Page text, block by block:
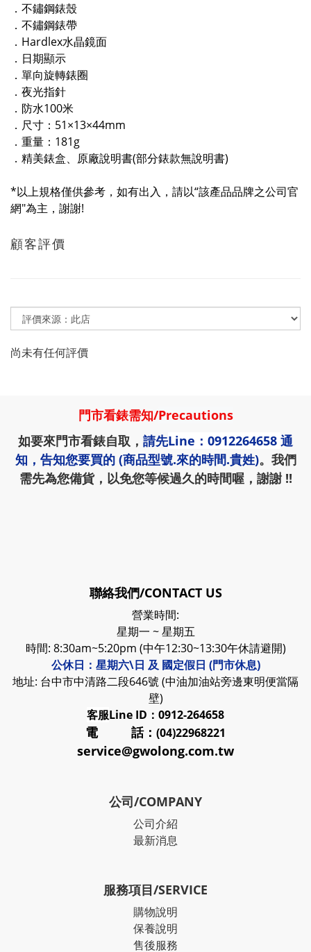
．不鏽鋼錶殼
．不鏽鋼錶帶
．Hardlex水晶鏡面
．日期顯示
．單向旋轉錶圈
．夜光指針
．防水100米
．尺寸：51×13×44mm
．重量：181g
．精美錶盒、原廠說明書(部分錶款無說明書)
*以上規格僅供參考，如有出入，請以“該產品品牌之公司官
網"為主，謝謝!
顧客評價
尚未有任何評價
門市看錶需知/Precautions
如要來門市看錶自取， 請先Line：0912264658 通
知，告知您要買的 (商品型號.來的時間.貴姓)。我們
需先為您備貨，以免您等候過久的時間喔，謝謝 !!
聯絡我們/CONTACT US
營業時間:
星期一 ~ 星期五
時間: 8:30am~5:20pm (中午12:30~13:30午休請避開)
公休日：星期六\日 及 國定假日 (門市休息)
地址: 台中市中清路二段646號 (中油加油站旁邊東明便當隔
壁)
客服Line ID：0912-264658
電 話： (04)22968221
service@gwolong.com.tw
公司/COMPANY
公司介紹
最新消息
服務項目/SERVICE
購物說明
保養說明
售後服務